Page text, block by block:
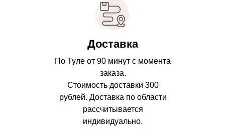
Доставка
По Туле от 90 минут с момента
заказа.
Стоимость доставки 300
рублей. Доставка по области
рассчитывается
индивидуально.